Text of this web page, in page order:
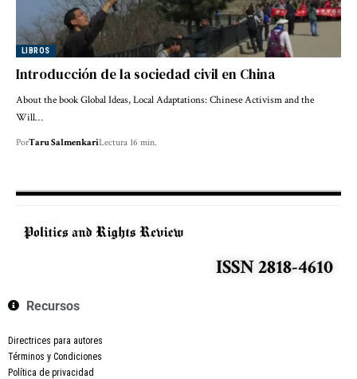
LIBROS
Introducción de la sociedad civil en China
About the book Global Ideas, Local Adaptations: Chinese Activism and the
Will…
PorTaru SalmenkariLectura 16 min.
ISSN 2818-4610
Recursos
Directrices para autores
Términos y Condiciones
Política de privacidad